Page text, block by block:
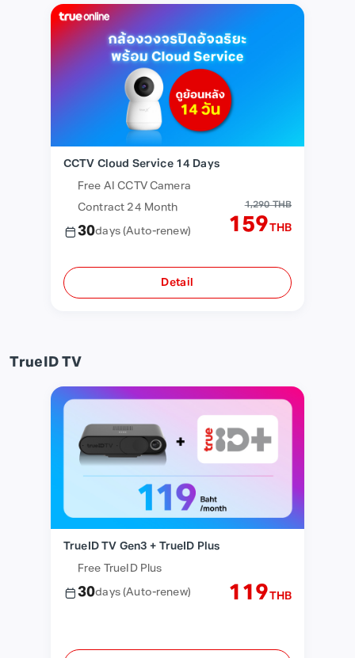
CCTV Cloud Service 14 Days
Free AI CCTV Camera
Contract 24 Month
30days(Auto-renew)
1,290 THB
159THB
Detail
TrueID TV
TrueID TV Gen3 + TrueID Plus
Free TrueID Plus
30days(Auto-renew) 119THB